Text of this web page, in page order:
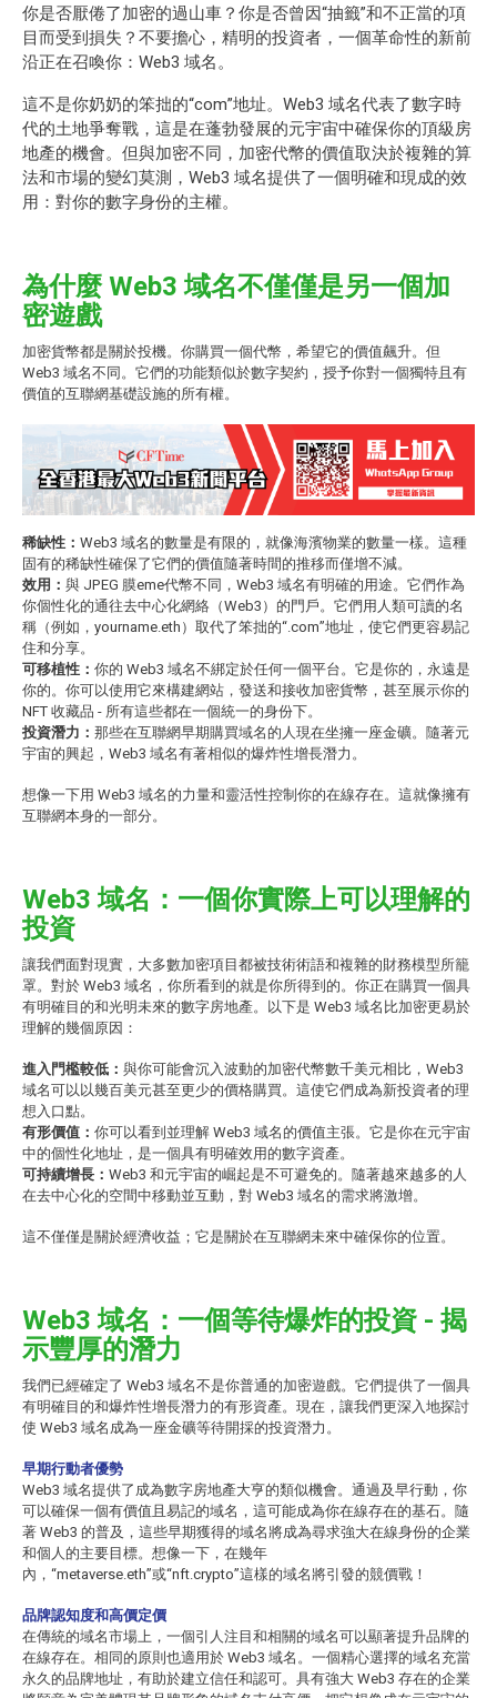
你是否厭倦了加密的過山車？你是否曾因“抽籤”和不正當的項
目而受到損失？不要擔心，精明的投資者，一個革命性的新前
沿正在召喚你： Web3 域名。
這不是你奶奶的笨拙的“com”地址。Web3 域名代表了數字時
代的土地爭奪戰，這是在蓬勃發展的元宇宙中確保你的頂級房
地產的機會。但與加密不同，加密代幣的價值取決於複雜的算
法和市場的變幻莫測，Web3 域名提供了一個明確和現成的效
用：對你的數字身份的主權。
為什麼 Web3 域名不僅僅是另一個加
密遊戲
加密貨幣都是關於投機。你購買一個代幣，希望它的價值飆升。但
Web3 域名不同。它們的功能類似於數字契約，授予你對一個獨特且有
價值的互聯網基礎設施的所有權。
稀缺性： Web3 域名的數量是有限的，就像海濱物業的數量一樣。這種
固有的稀缺性確保了它們的價值隨著時間的推移而僅增不減。
效用： 與 JPEG 膜eme代幣不同，Web3 域名有明確的用途。它們作為
你個性化的通往去中心化網絡（Web3）的門戶。它們用人類可讀的名
稱（例如，yourname.eth）取代了笨拙的“.com”地址，使它們更容易記
住和分享。
可移植性： 你的 Web3 域名不綁定於任何一個平台。它是你的，永遠是
你的。你可以使用它來構建網站，發送和接收加密貨幣，甚至展示你的
NFT收藏品 - 所有這些都在一個統一的身份下。
投資潛力： 那些在互聯網早期購買域名的人現在坐擁一座金礦。隨著元
宇宙的興起，Web3 域名有著相似的爆炸性增長潛力。
想像一下用 Web3 域名的力量和靈活性控制你的在線存在。這就像擁有
互聯網本身的一部分。
Web3 域名：一個你實際上可以理解的
投資
讓我們面對現實，大多數加密項目都被技術術語和複雜的財務模型所籠
罩。對於 Web3 域名，你所看到的就是你所得到的。你正在購買一個具
有明確目的和光明未來的數字房地產。以下是 Web3 域名比加密更易於
理解的幾個原因：
進入門檻較低： 與你可能會沉入波動的加密代幣數千美元相比，Web3
域名可以以幾百美元甚至更少的價格購買。這使它們成為新投資者的理
想入口點。
有形價值： 你可以看到並理解 Web3 域名的價值主張。它是你在元宇宙
中的個性化地址，是一個具有明確效用的數字資產。
可持續增長： Web3 和元宇宙的崛起是不可避免的。隨著越來越多的人
在去中心化的空間中移動並互動，對 Web3 域名的需求將激增。
這不僅僅是關於經濟收益；它是關於在互聯網未來中確保你的位置。
Web3 域名：一個等待爆炸的投資 - 揭
示豐厚的潛力
我們已經確定了 Web3 域名不是你普通的加密遊戲。它們提供了一個具
有明確目的和爆炸性增長潛力的有形資產。現在，讓我們更深入地探討
使 Web3 域名成為一座金礦等待開採的投資潛力。
早期行動者優勢
Web3 域名提供了成為數字房地產大亨的類似機會。通過及早行動，你
可以確保一個有價值且易記的域名，這可能成為你在線存在的基石。隨
著 Web3 的普及，這些早期獲得的域名將成為尋求強大在線身份的企業
和個人的主要目標。想像一下，在幾年
內，“metaverse.eth”或“nft.crypto”這樣的域名將引發的競價戰！
品牌認知度和高價定價
在傳統的域名市場上，一個引人注目和相關的域名可以顯著提升品牌的
在線存在。相同的原則也適用於 Web3 域名。一個精心選擇的域名充當
永久的品牌地址，有助於建立信任和認可。具有強大 Web3 存在的企業